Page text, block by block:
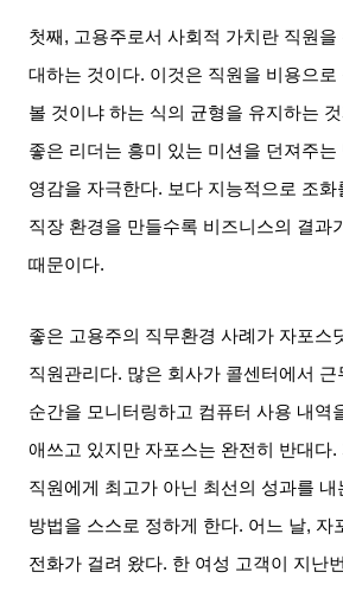
첫째 , 고용주로서 사회적 가치란 직원을
대하는 것이다. 이것은 직원을 비용으로
볼 것이냐 하는 식의 균형을 유지하는
좋은 리더는 흥미 있는 미션을 던져주는
영감을 자극한다. 보다 지능적으로 조
직장 환경을 만들수록 비즈니스의 결과
때문이다.
좋은 고용주의 직무환경 사례가 자포스
직원관리다. 많은 회사가 콜센터에서
순간을 모니터링하고 컴퓨터 사용 내역
애쓰고 있지만 자포스는 완전히 반대다.
직원에게 최고가 아닌 최선의 성과를 내
방법을 스스로 정하게 한다. 어느 날, 자
전화가 걸려 왔다. 한 여성 고객이 지난